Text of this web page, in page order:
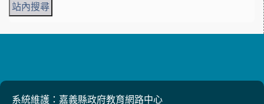
系統維護：嘉義縣政府教育網路中心